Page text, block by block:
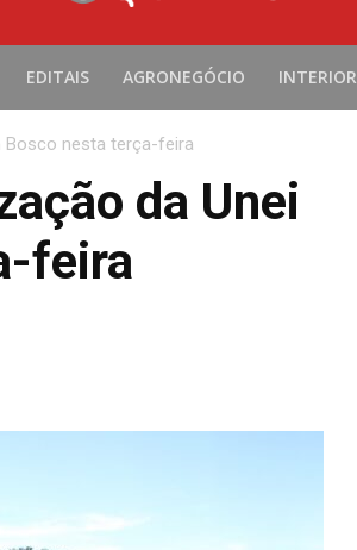
EDITAIS AGRONEGÓCIO INTERIOR
Bosco nesta terça-feira
da Unei
feira